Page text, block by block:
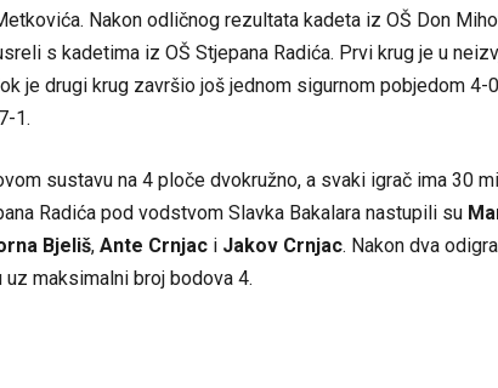
Nakon odličnog rezultata kadeta iz OŠ Don
s kadetima iz OŠ Stjepana Radića. Prvi krug je u
je drugi krug završio još jednom sigurnom pobjedom 4-
1.
sustavu na 4 ploče dvokružno, a svaki igrač ima 30
Radića pod vodstvom Slavka Bakalara nastupili su
Bjeliš, Ante Crnjac i Jakov Crnjac. Nakon dva
maksimalni broj bodova 4.